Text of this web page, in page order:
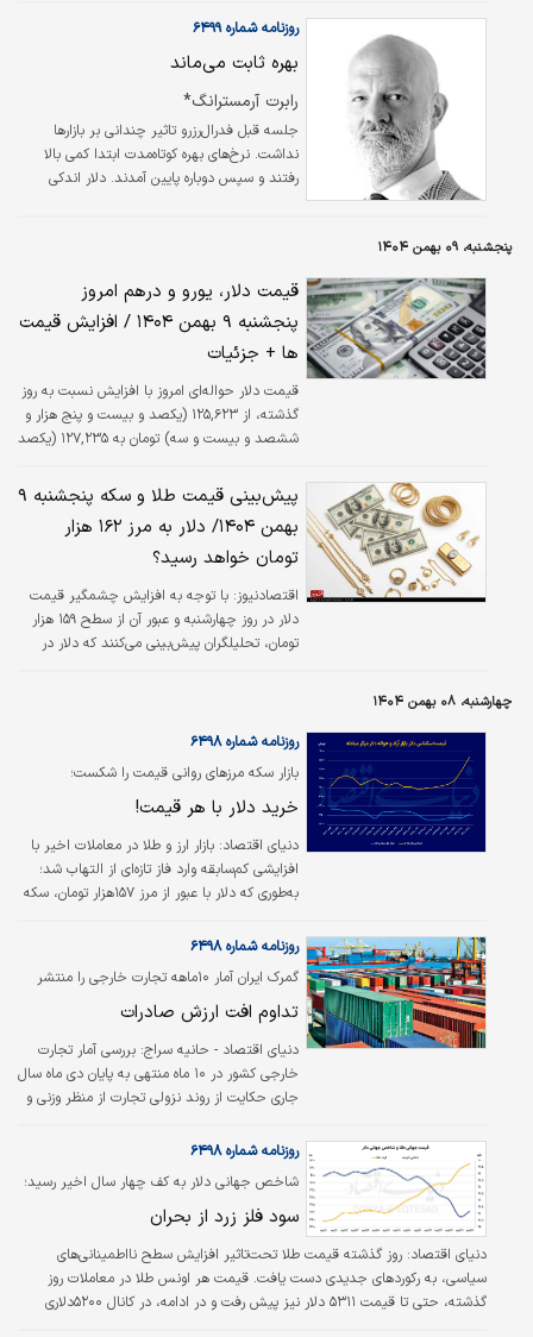
سهم این صنعت از تولید ناخالص داخلی نیز
توسعه رشد ۱۳درصدی برای بخش معدن در نظر
گرفته است که به اعتقاد فعالان این بخش، تحقق
مرحله اکتشاف تا استخراج و بازار است. یکی از
صنایعی که می‌تواند این هدف‌گذاری را برآورده کند،
صنعت مس است.…
روزنامه شماره ۶۴۹۹
بهره ثابت می‌ماند
رابرت آرمسترانگ*
جلسه قبل فدرال‌رزرو تاثیر چندانی بر بازارها
نداشت. نرخ‌های بهره کوتاه‌مدت ابتدا کمی بالا
رفتند و سپس دوباره پایین آمدند. دلار اندکی
حالا از سطح فعلی راضی است، تا زمانی که
اطلاعات جدیدی برسد. این تغییر در بیانیه رسمی
کاملا مشهود بود.
پنجشنبه، ۰۹ بهمن ۱۴۰۴
قیمت دلار، یورو و درهم امروز
پنجشنبه ۹ بهمن ۱۴۰۴ / افزایش قیمت
ها + جزئیات
قیمت دلار حواله‌ای امروز با افزایش نسبت به روز
گذشته، از ۱۲۵,۶۲۳ (یکصد و بیست و پنج هزار و
ششصد و بیست و سه) تومان به ۱۲۷,۲۳۵ (یکصد
تومان نرخ‌گذاری شد.
پیش‌بینی قیمت طلا و سکه پنجشنبه ۹
بهمن ۱۴۰۴/ دلار به مرز ۱۶۲ هزار
تومان خواهد رسید؟
اقتصادنیوز: با توجه به افزایش چشمگیر قیمت
دلار در روز چهارشنبه و عبور آن از سطح ۱۵۹ هزار
تومان، تحلیلگران پیش‌بینی می‌کنند که دلار در
چهارشنبه، ۰۸ بهمن ۱۴۰۴
بازار سکه مرزهای روانی قیمت را شکست؛
روزنامه شماره ۶۴۹۸
خرید دلار با هر قیمت!
دنیای اقتصاد: بازار ارز و طلا در معاملات اخیر با
افزایشی کم‌سابقه وارد فاز تازه‌ای از التهاب شد؛
به‌طوری که دلار با عبور از مرز ۱۵۷هزار تومان، سکه
قیمتی جدیدی را ثبت کردند. بررسی‌های میدانی از
بازار ارز تهران نشان می‌دهد شکل‌گیری صف‌های
خرید ارز، با اختلاف محدود نرخ صرافی‌ها و بازار
فعالان اقتصادی نسبت به آینده است. هم‌زمان،
اوج‌گیری اخبار تنش‌های ژئوپلیتیک و رکوردشکنی…
گمرک ایران آمار ۱۰ماهه تجارت خارجی را منتشر
کرد؛
روزنامه شماره ۶۴۹۸
تداوم افت ارزش صادرات
دنیای اقتصاد - حانیه سراج: بررسی آمار تجارت
خارجی کشور در ۱۰ ماه منتهی به پایان دی ماه سال
جاری حکایت از روند نزولی تجارت از منظر وزنی و
چنانچه ارزش صادراتی کشور را از ابتدای امسال
گذشته است که ارزش صادرات ماهانه کشور به
کمتر از ۴‌میلیارد دلار کاهش یافته است.
شاخص جهانی دلار به کف چهار سال اخیر رسید؛
روزنامه شماره ۶۴۹۸
سود فلز زرد از بحران
دنیای اقتصاد: روز گذشته قیمت طلا تحت‌تاثیر افزایش سطح نااطمینانی‌های
سیاسی، به رکوردهای جدیدی دست یافت. قیمت هر اونس طلا در معاملات روز
گذشته، حتی تا قیمت ۵۳۱۱ دلار نیز پیش رفت و در ادامه، در کانال ۵۲۰۰دلاری